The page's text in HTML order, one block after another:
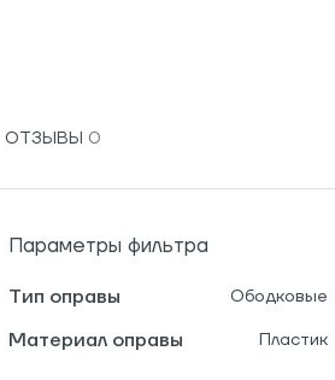
ОТЗЫВЫ
Параметры фильтра
Тип оправы Ободковые
Материал оправы Пластик